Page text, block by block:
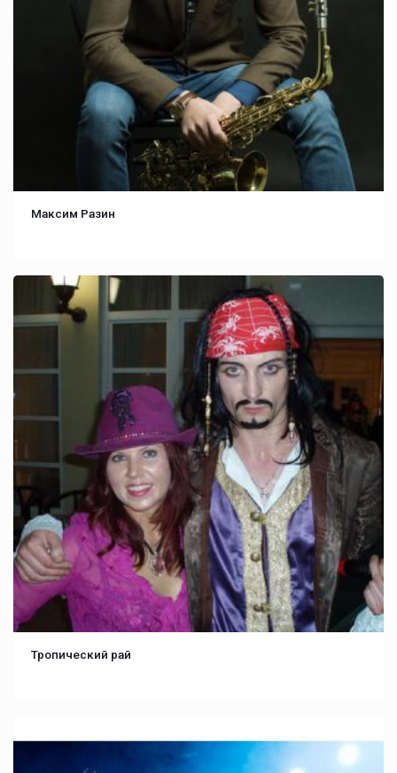
Максим Разин
Тропический рай